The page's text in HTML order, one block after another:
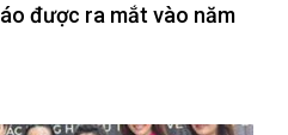
được ra mắt vào năm